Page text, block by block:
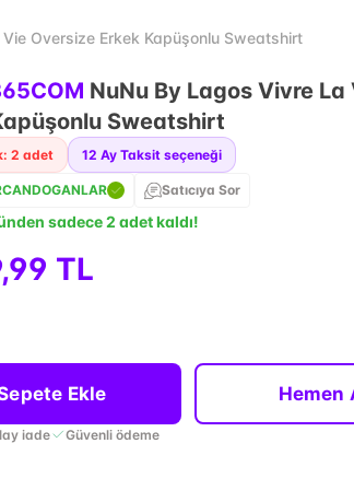
Oversize Erkek Kapüşonlu Sweatshirt
NuNu By Lagos Vivre
Sweatshirt
2 adet 12 Ay Taksit seçeneği
Satıcıya Sor
sadece 2 adet kaldı!
TL
Ekle Hemen
iade Güvenli ödeme